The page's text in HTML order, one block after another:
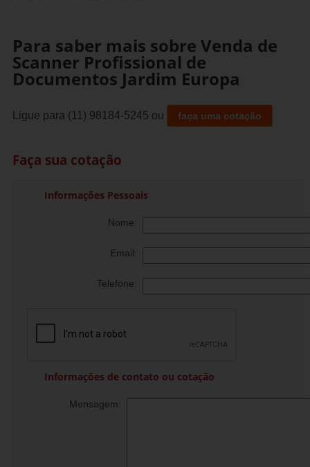
Para saber mais sobre Venda de
Scanner Profissional de
Documentos Jardim Europa
Ligue para (11) 98184-5245 ou faça uma cotação
Faça sua cotação
Informações Pessoais
Nome:
Email:
Telefone:
Informações de contato ou cotação
Mensagem: